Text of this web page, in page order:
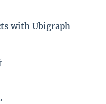
with Ubigraph